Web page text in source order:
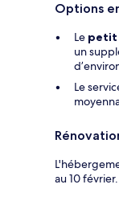
Options
Le petit
un
Le
au 10 février.